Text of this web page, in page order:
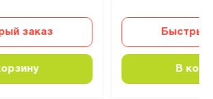
заказ Быстрый
В